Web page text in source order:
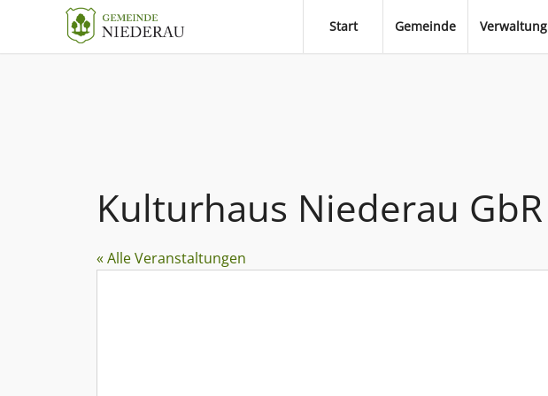
Start Gemeinde Verwaltung
Kulturhaus Niederau GbR
« Alle Veranstaltungen